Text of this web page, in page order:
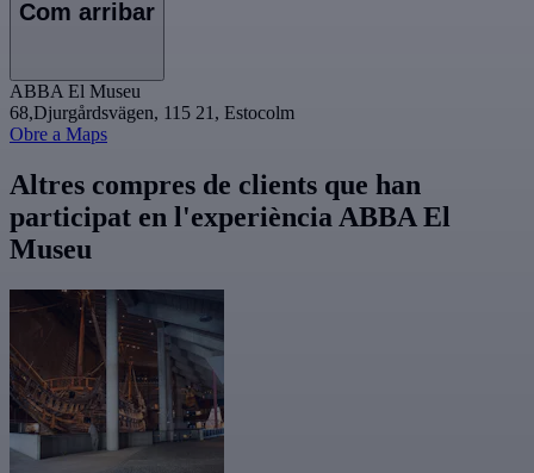
Com arribar
ABBA El Museu
68,Djurgårdsvägen, 115 21, Estocolm
Obre a Maps
Altres compres de clients que han
participat en l'experiència ABBA El
Museu